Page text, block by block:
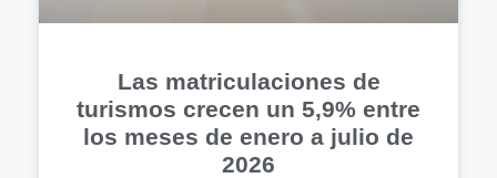
Las matriculaciones de
turismos crecen un 5,9% entre
los meses de enero a julio de
2026